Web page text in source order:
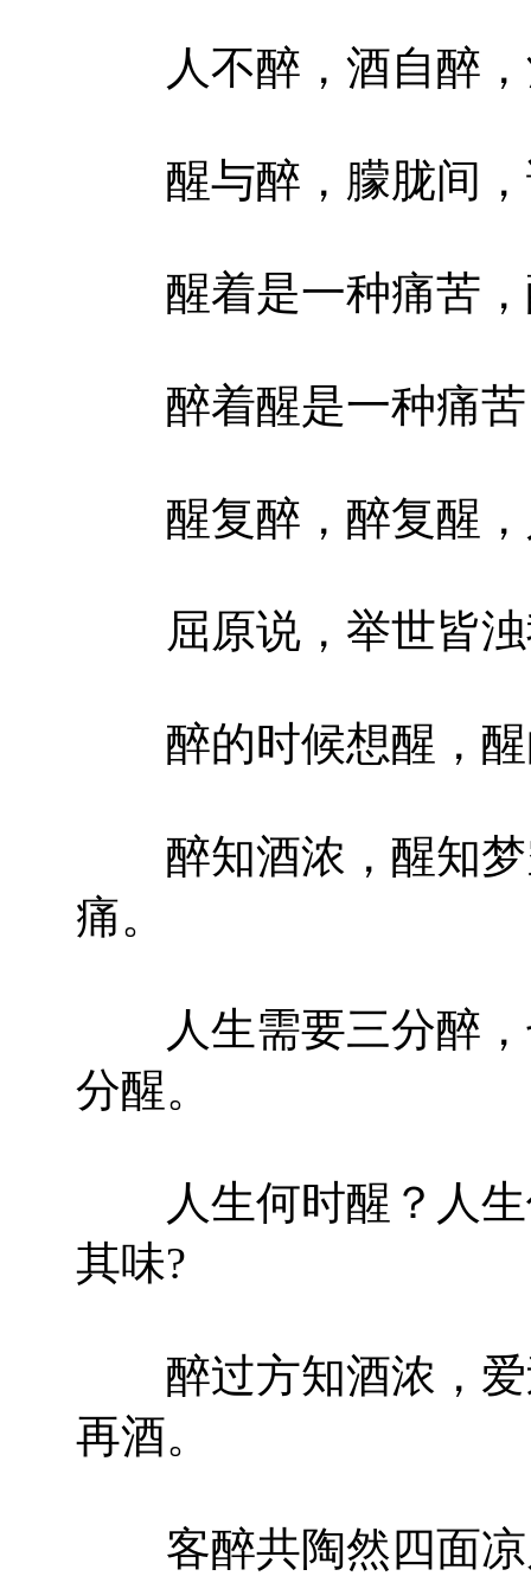
人不醉，酒自醉，
醒与醉，朦胧间，
醒着是一种痛苦，
醉着醒是一种痛苦
醒复醉，醉复醒，
屈原说，举世皆浊
醉的时候想醒，醒
醉知酒浓，醒知梦
痛。
人生需要三分醉，
分醒。
人生何时醒？人生
其味?
醉过方知酒浓，爱
再酒。
客醉共陶然四面凉